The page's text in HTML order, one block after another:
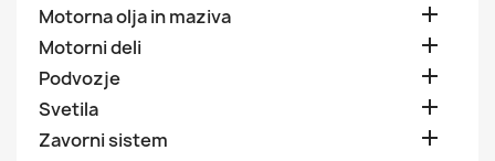
Motorna olja in maziva 
Motorni deli 
Podvozje 
Svetila 
Zavorni sistem 